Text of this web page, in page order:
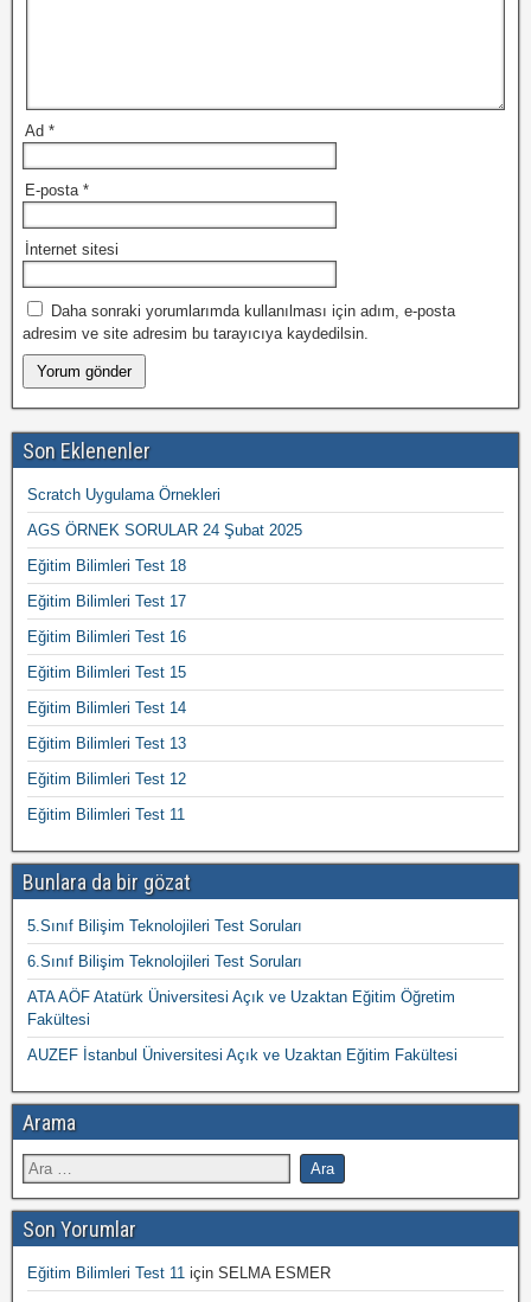
Ad *
E-posta *
İnternet sitesi
Daha sonraki yorumlarımda kullanılması için adım, e-posta
adresim ve site adresim bu tarayıcıya kaydedilsin.
Son Eklenenler
Scratch Uygulama Örnekleri
AGS ÖRNEK SORULAR 24 Şubat 2025
Eğitim Bilimleri Test 18
Eğitim Bilimleri Test 17
Eğitim Bilimleri Test 16
Eğitim Bilimleri Test 15
Eğitim Bilimleri Test 14
Eğitim Bilimleri Test 13
Eğitim Bilimleri Test 12
Eğitim Bilimleri Test 11
Bunlara da bir gözat
5.Sınıf Bilişim Teknolojileri Test Soruları
6.Sınıf Bilişim Teknolojileri Test Soruları
ATA AÖF Atatürk Üniversitesi Açık ve Uzaktan Eğitim Öğretim
Fakültesi
AUZEF İstanbul Üniversitesi Açık ve Uzaktan Eğitim Fakültesi
Arama
Son Yorumlar
Eğitim Bilimleri Test 11 için SELMA ESMER